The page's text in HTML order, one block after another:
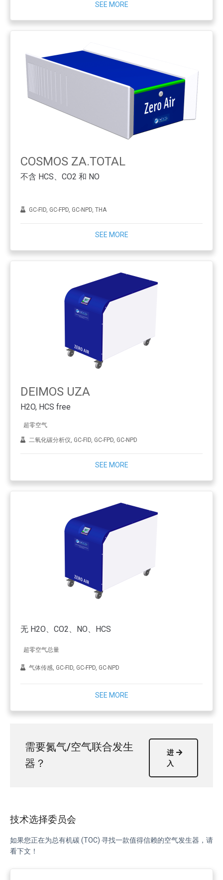
SEE MORE
COSMOS ZA.TOTAL
不含 HCS、CO2 和 NO
GC-FID, GC-FPD, GC-NPD, THA
SEE MORE
DEIMOS UZA
H2O, HCS free
超零空气
二氧化碳分析仪, GC-FID, GC-FPD, GC-NPD
SEE MORE
无 H2O、CO2、NO、HCS
超零空气总量
气体传感, GC-FID, GC-FPD, GC-NPD
SEE MORE
需要氮气/空气联合发生
器？
进
入
技术选择委员会
如果您正在为总有机碳 (TOC) 寻找一款值得信赖的空气发生器，请
看下文！